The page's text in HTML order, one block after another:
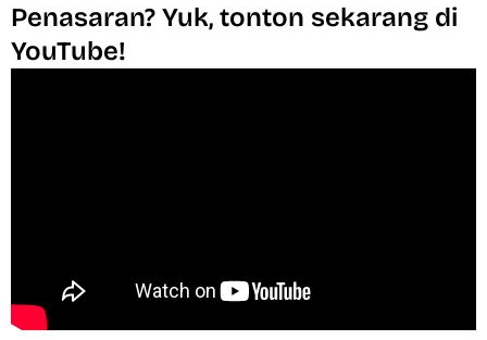
Penasaran? Yuk, tonton sekarang di
YouTube!